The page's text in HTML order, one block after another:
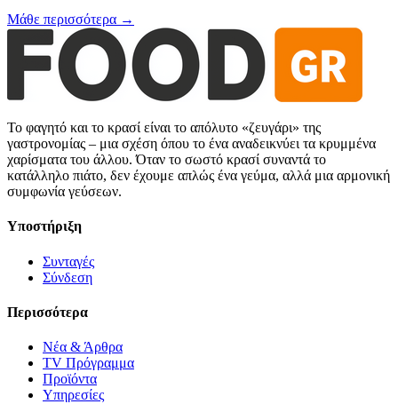
Μάθε περισσότερα →
Το φαγητό και το κρασί είναι το απόλυτο «ζευγάρι» της
γαστρονομίας – μια σχέση όπου το ένα αναδεικνύει τα κρυμμένα
χαρίσματα του άλλου. Όταν το σωστό κρασί συναντά το
κατάλληλο πιάτο, δεν έχουμε απλώς ένα γεύμα, αλλά μια αρμονική
συμφωνία γεύσεων.
Υποστήριξη
Συνταγές
Σύνδεση
Περισσότερα
Νέα & Άρθρα
TV Πρόγραμμα
Προϊόντα
Υπηρεσίες